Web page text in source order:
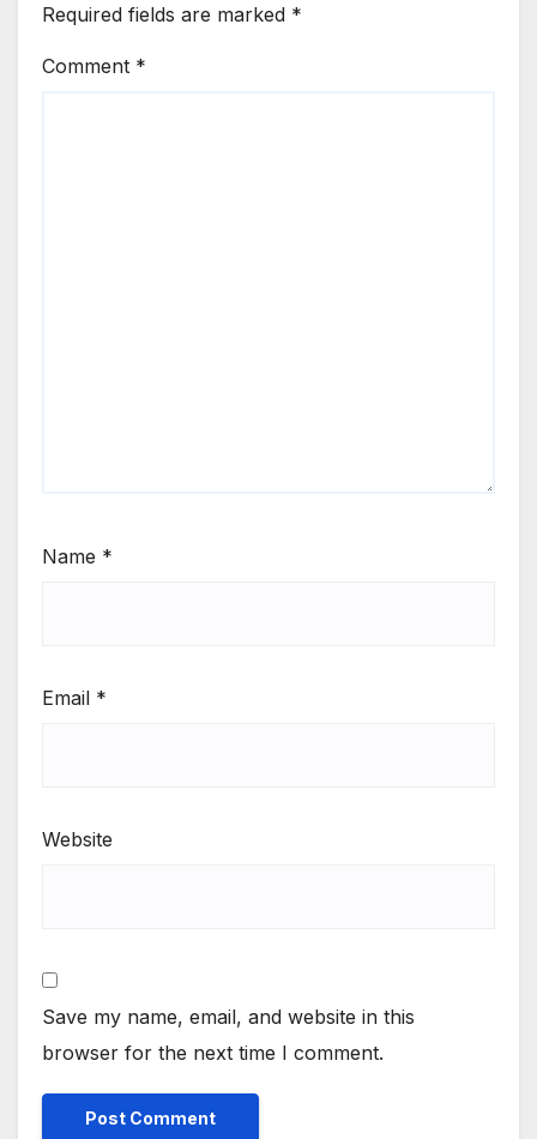
Required fields are marked *
Comment *
Name *
Email *
Website
Save my name, email, and website in this
browser for the next time I comment.